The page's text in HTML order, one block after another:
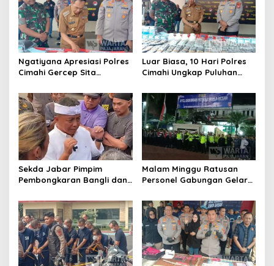
i
p
o
s
Ngatiyana Apresiasi Polres
Cimahi Gercep Sita
Terbatas
Luar Biasa, 10 Hari Polres
Cimahi Ungkap Puluhan
Ribu Butir OKT
Sekda Jabar Pimpim
Pembongkaran Bangli dan
Kiaracondong
Malam Minggu Ratusan
Personel Gabungan Gelar
Besar Kabupaten Bandung